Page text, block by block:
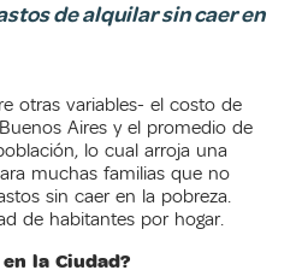
de alquilar sin caer en
otras variables- el costo de
Aires y el promedio de
lo cual arroja una
muchas familias que no
sin caer en la pobreza.
de habitantes por hogar.
la Ciudad?